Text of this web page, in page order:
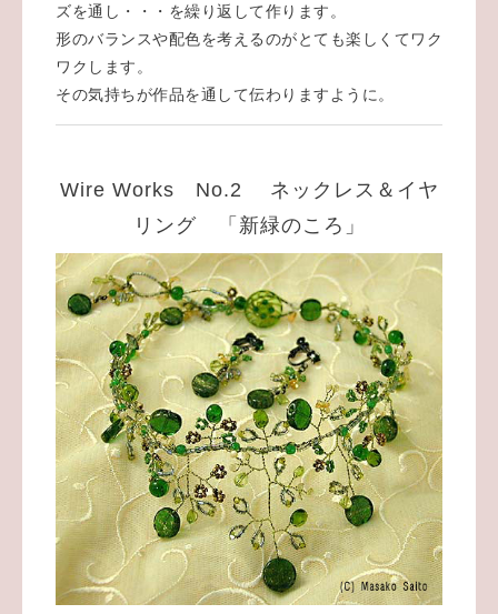
ズを通し・・・を繰り返して作ります。
形のバランスや配色を考えるのがとても楽しくてワク
ワクします。
その気持ちが作品を通して伝わりますように。
Wire Works No.2 ネックレス＆イヤ
リング 「新緑のころ」